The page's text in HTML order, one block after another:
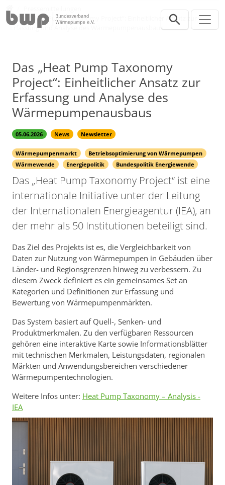
Das „Heat Pump Taxonomy Project“: Einheitlicher Ansatz zur
Erfassung und Analyse des Wärmepumpenausbaus
Das „Heat Pump Taxonomy
Project“: Einheitlicher Ansatz zur
Erfassung und Analyse des
Wärmepumpenausbaus
05.06.2026 News Newsletter
Wärmepumpenmarkt
Betriebsoptimierung von Wärmepumpen
Wärmewende
Energiepolitik Bundespolitik Energiewende
Das „Heat Pump Taxonomy Project“ ist eine
internationale Initiative unter der Leitung
der Internationalen Energieagentur (IEA), an
der mehr als 50 Institutionen beteiligt sind.
Das Ziel des Projekts ist es, die Vergleichbarkeit von
Daten zur Nutzung von Wärmepumpen in Gebäuden über
Länder- und Regionsgrenzen hinweg zu verbessern. Zu
diesem Zweck definiert es ein gemeinsames Set an
Kategorien und Definitionen zur Erfassung und
Bewertung von Wärmepumpenmärkten.
Das System basiert auf Quell-, Senken- und
Produktmerkmalen. Zu den verfügbaren Ressourcen
gehören eine interaktive Karte sowie Informationsblätter
mit technischen Merkmalen, Leistungsdaten, regionalen
Märkten und Anwendungsbereichen verschiedener
Wärmepumpentechnologien.
Weitere Infos unter: Heat Pump Taxonomy – Analysis -
IEA